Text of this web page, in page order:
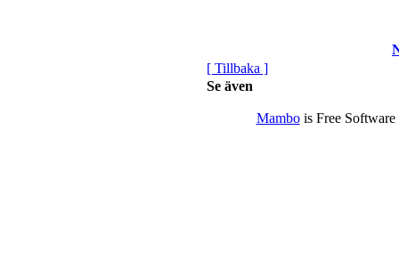
[ Tillbaka ]
Se även
Mambois Free Software